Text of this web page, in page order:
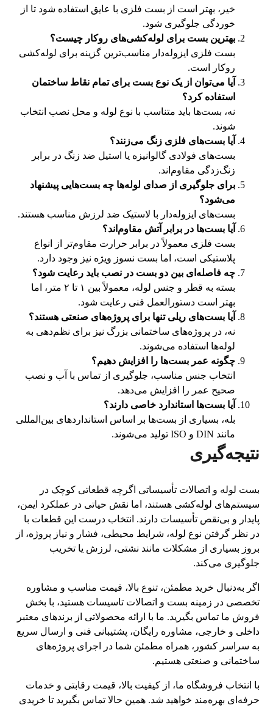
خیر، بهتر است از بست فلزی با عایق استفاده شود تا از
خوردگی جلوگیری شود.
بهترین بست برای لوله‌کشی‌های روکار چیست؟
بست فلزی ایزوله‌دار مناسب‌ترین گزینه برای لوله‌کشی
روکار است.
آیا می‌توان از یک نوع بست برای تمام نقاط ساختمان
استفاده کرد؟
نه، بست‌ها باید متناسب با نوع لوله و محل نصب انتخاب
شوند.
آیا بست‌های فلزی زنگ می‌زنند؟
بست‌های فولادی گالوانیزه یا استیل ضد زنگ در برابر
زنگ‌زدگی مقاوم‌اند.
برای جلوگیری از صدای لوله‌ها چه بست‌هایی پیشنهاد
می‌شود؟
بست‌های ایزوله‌دار با لاستیک ضد لرزش مناسب هستند.
آیا بست‌ها در برابر آتش مقاوم‌اند؟
بست فلزی معمولاً در برابر حرارت مقاوم‌تر از انواع
پلاستیکی است، اما بست نسوز ویژه نیز وجود دارد.
چه فاصله‌ای بین دو بست در نصب باید رعایت شود؟
بسته به قطر و جنس لوله، معمولاً بین ۱ تا ۲ متر، اما
بهتر است دستورالعمل فنی رعایت شود.
آیا بست‌های ریلی تنها برای پروژه‌های صنعتی هستند؟
نه، در پروژه‌های ساختمانی بزرگ نیز برای نظم‌دهی به
لوله‌ها استفاده می‌شوند.
چگونه عمر بست‌ها را افزایش دهیم؟
انتخاب جنس مناسب، جلوگیری از تماس با آب و نصب
صحیح عمر را افزایش می‌دهد.
آیا بست‌ها استاندارد خاصی دارند؟
بله، بسیاری از بست‌ها بر اساس استانداردهای بین‌المللی
مانند DIN و ISO تولید می‌شوند.
نتیجه‌گیری
بست لوله و اتصالات تأسیساتی اگرچه قطعاتی کوچک در
سیستم‌های لوله‌کشی هستند، اما نقش حیاتی در عملکرد ایمن،
پایدار و بی‌نقص تأسیسات دارند. انتخاب درست این قطعات با
در نظر گرفتن نوع لوله، شرایط محیطی، فشار و نیاز پروژه، از
بروز بسیاری از مشکلات مانند نشتی، لرزش یا تخریب
جلوگیری می‌کند.
اگر به‌دنبال خرید مطمئن، تنوع بالا، قیمت مناسب و مشاوره
تخصصی در زمینه بست و اتصالات تاسیسات هستید، با بخش
فروش ما تماس بگیرید. ما با ارائه محصولاتی از برندهای معتبر
داخلی و خارجی، مشاوره رایگان، پشتیبانی فنی و ارسال سریع
به سراسر کشور، همراه مطمئن شما در اجرای پروژه‌های
ساختمانی و صنعتی هستیم.
با انتخاب فروشگاه ما، از کیفیت بالا، قیمت رقابتی و خدمات
حرفه‌ای بهره‌مند خواهید شد. همین حالا تماس بگیرید تا خریدی